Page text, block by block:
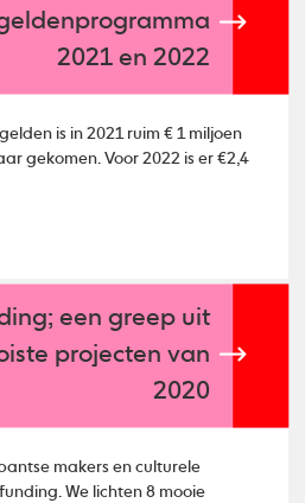
2021 en 2022
is in 2021 ruim € 1 miljoen
gekomen. Voor 2022 is er €2,4
een greep uit
projecten van
2020
makers en culturele
We lichten 8 mooie